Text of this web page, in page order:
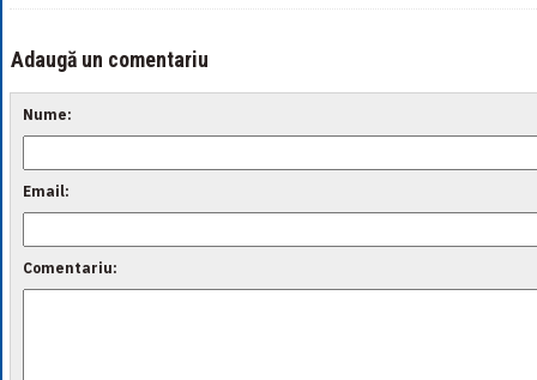
Adaugă un comentariu
Nume:
Email:
Comentariu: